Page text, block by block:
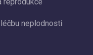
neplodnosti